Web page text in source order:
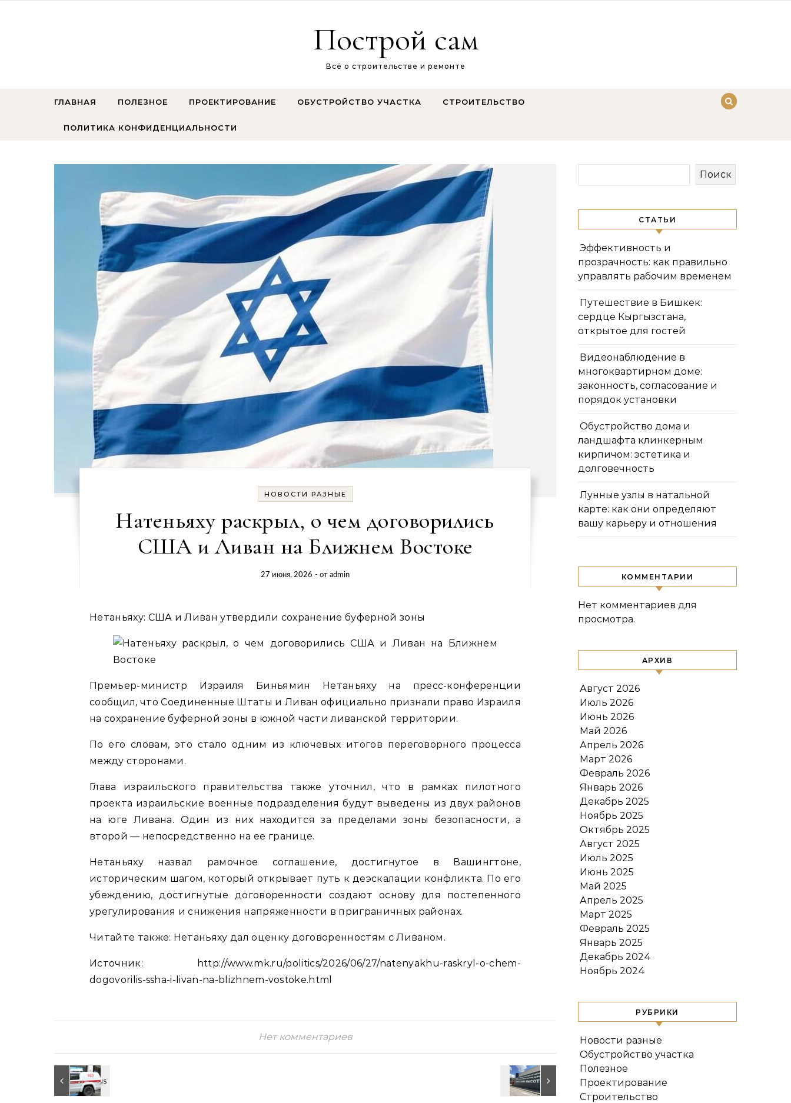
Построй сам
Всё о строительстве и ремонте
ГЛАВНАЯ ПОЛЕЗНОЕ ПРОЕКТИРОВАНИЕ ОБУСТРОЙСТВО УЧАСТКА СТРОИТЕЛЬСТВО
ПОЛИТИКА КОНФИДЕНЦИАЛЬНОСТИ
НОВОСТИ РАЗНЫЕ
Натеньяху раскрыл, о чем договорились
США и Ливан на Ближнем Востоке
27 июня, 2026 - от admin
Нетаньяху: США и Ливан утвердили сохранение буферной зоны
Премьер-министр Израиля Биньямин Нетаньяху на пресс-конференции
сообщил, что Соединенные Штаты и Ливан официально признали право Израиля
на сохранение буферной зоны в южной части ливанской территории.
По его словам, это стало одним из ключевых итогов переговорного процесса
между сторонами.
Глава израильского правительства также уточнил, что в рамках пилотного
проекта израильские военные подразделения будут выведены из двух районов
на юге Ливана. Один из них находится за пределами зоны безопасности, а
второй — непосредственно на ее границе.
Нетаньяху назвал рамочное соглашение, достигнутое в Вашингтоне,
историческим шагом, который открывает путь к деэскалации конфликта. По его
убеждению, достигнутые договоренности создают основу для постепенного
урегулирования и снижения напряженности в приграничных районах.
Читайте также: Нетаньяху дал оценку договоренностям с Ливаном.
Источник: http://www.mk.ru/politics/2026/06/27/natenyakhu-raskryl-o-chem-
dogovorilis-ssha-i-livan-na-blizhnem-vostoke.html
Нет комментариев
Поиск
СТАТЬИ
Эффективность и
прозрачность: как правильно
управлять рабочим временем
Путешествие в Бишкек:
сердце Кыргызстана,
открытое для гостей
Видеонаблюдение в
многоквартирном доме:
законность, согласование и
порядок установки
Обустройство дома и
ландшафта клинкерным
кирпичом: эстетика и
долговечность
Лунные узлы в натальной
карте: как они определяют
вашу карьеру и отношения
КОММЕНТАРИИ
Нет комментариев для
просмотра.
АРХИВ
Август 2026
Июль 2026
Июнь 2026
Май 2026
Апрель 2026
Март 2026
Февраль 2026
Январь 2026
Декабрь 2025
Ноябрь 2025
Октябрь 2025
Август 2025
Июль 2025
Июнь 2025
Май 2025
Апрель 2025
Март 2025
Февраль 2025
Январь 2025
Декабрь 2024
Ноябрь 2024
РУБРИКИ
Новости разные
Обустройство участка
Полезное
Проектирование
Строительство